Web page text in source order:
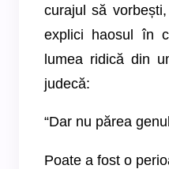
curajul să
explici haosul în
lumea ridică din
judecă:
“Dar nu părea
Poate a fost o